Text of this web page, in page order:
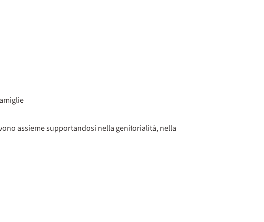
assieme supportandosi nella genitorialità, nella